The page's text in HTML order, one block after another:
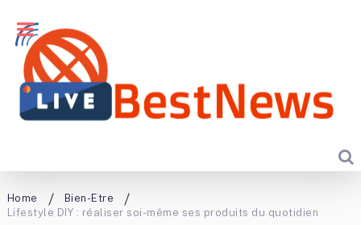
Home
Bien-Etre
Lifestyle DIY : réaliser soi-même ses produits du quotidien